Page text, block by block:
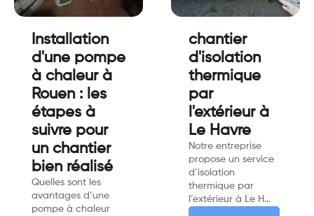
Installation
d'une pompe
à chaleur à
Rouen : les
étapes à
suivre pour
un chantier
bien réalisé
Quelles sont les
avantages d’une
pompe à chaleur
chantier
d'isolation
thermique
par
l'extérieur à
Le Havre
Notre entreprise
propose un service
d’isolation
thermique par
l’extérieur à Le H…